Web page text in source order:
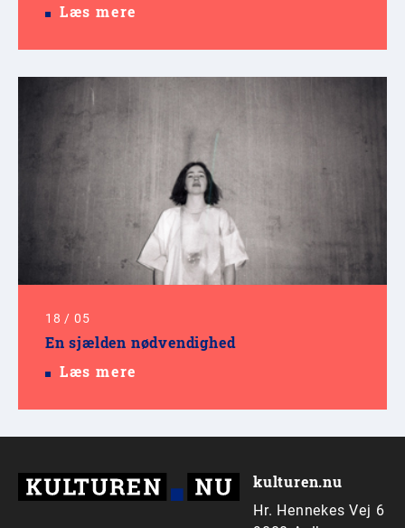
Læs mere
18 / 05
En sjælden nødvendighed
Læs mere
kulturen.nu
Hr. Hennekes Vej 6